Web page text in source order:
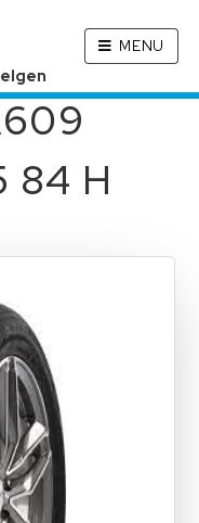
MENU
84 H